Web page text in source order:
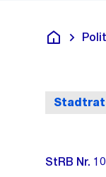
Deutsch
StRB Nr.